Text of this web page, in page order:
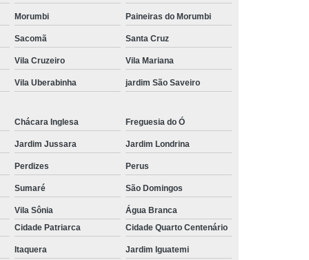
Frutas Minimamente Processadas
Processadas e Embaladas
Frutas Processadas Embaladas a Vacuo
Frutas Processadas sob Forma de Salada
Kit Lanche para Empresas
para Festa
Kit Lanche Personalizado
Kit Lanches
Frutas Cortadas em Pote
Frutas no Pote
Frutas no Pote para Vender
no Pote
Pote de Frutas
de Frutas
Salada de Fruta no Pote
Morumbi Paineiras do Morumbi
Sacomã Santa Cruz
Vila Cruzeiro Vila Mariana
Vila Uberabinha jardim São Saveiro
Chácara Inglesa Freguesia do Ó
Jardim Jussara Jardim Londrina
Perdizes Perus
Sumaré São Domingos
Vila Sônia
Água Branca
Cidade Patriarca Cidade Quarto Centenário
Itaquera Jardim Iguatemi